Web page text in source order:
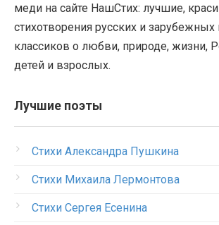
меди на сайте НашСтих: лучшие,
стихотворения русских и зарубежных
классиков о любви, природе, жизни,
детей и взрослых.
Лучшие поэты
Стихи Александра Пушкина
Стихи Михаила Лермонтова
Стихи Сергея Есенина